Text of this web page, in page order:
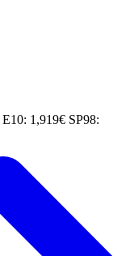
E10: 1,919€ SP98: